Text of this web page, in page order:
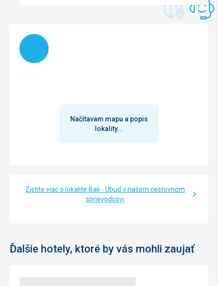
Načítam
Načítavam mapu a popis
lokality...
Zistite viac o lokalite Bali - Ubud v našom cestovnom
sprievodcovi
Ďalšie hotely, ktoré by vás mohli zaujať